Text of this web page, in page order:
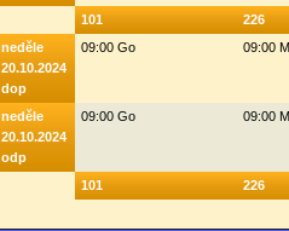
101
226
neděle
20.10.2024
dop
09:00 Go 09:00
neděle
20.10.2024
odp
09:00 Go 09:00
101 226